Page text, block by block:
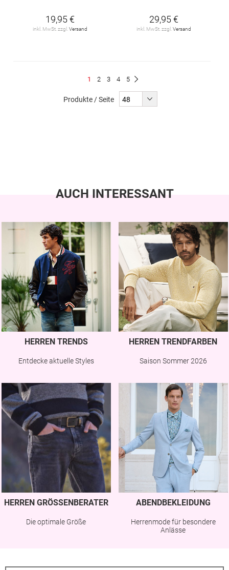
19,95 €
inkl. MwSt. zzgl. Versand
29,95 €
inkl. MwSt. zzgl. Versand
Du
1 Seite
2 Seite
3 Seite
4 Seite
5
Produkte / Seite
AUCH INTERESSANT
HERREN TRENDS
Entdecke aktuelle Styles
HERREN TRENDFARBEN
Saison Sommer 2026
HERREN GRÖSSENBERATER
Die optimale Größe
ABENDBEKLEIDUNG
Herrenmode für besondere
Anlässe